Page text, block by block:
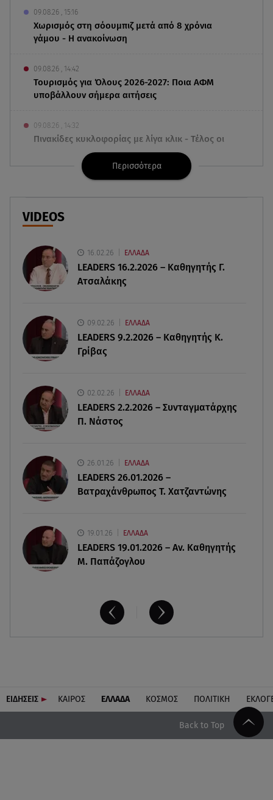
09.08.26 , 15:16
Χωρισμός στη σόουμπιζ μετά από 8 χρόνια
γάμου - Η ανακοίνωση
09.08.26 , 14:42
Τουρισμός για Όλους 2026-2027: Ποια ΑΦΜ
υποβάλλουν σήμερα αιτήσεις
09.08.26 , 14:32
Πινακίδες κυκλοφορίας με λίγα κλικ - Τέλος οι
καθυστερήσεις
Γνωστός δημοσιογράφος αποκάλυψε ότι
Αδιάβροχη μάσκαρα: αφαίρεσε την χωρίς να
ταλαιπωρείς τις βλεφερίδες σου
Σαουδική Αραβία
09.08.26 , 13:31
09.08.26 , 13:30
Μαντόνα για Γουίλιαμ Όρμπιτ: «Η μουσική σου
μου έδωσε ένα μαγικό χαλί»
09.08.26 , 13:15
Σε Red Code και αύριο Αττική και 15 ακόμα
περιοχές - 400 φωτιές σε 10 μέρες
Περισσότερα
VIDEOS
16.02.26 ΕΛΛΑΔΑ
LEADERS 16.2.2026 – Καθηγητής Γ.
Ατσαλάκης
09.02.26 ΕΛΛΑΔΑ
LEADERS 9.2.2026 – Καθηγητής Κ.
Γρίβας
02.02.26 ΕΛΛΑΔΑ
LEADERS 2.2.2026 – Συνταγματάρχης
Π. Νάστος
26.01.26 ΕΛΛΑΔΑ
LEADERS 26.01.2026 –
Βατραχάνθρωπος Τ. Χατζαντώνης
19.01.26 ΕΛΛΑΔΑ
LEADERS 19.01.2026 – Αν. Καθηγητής
Μ. Παπάζογλου
ΕΙΔΗΣΕΙΣ ΚΑΙΡΟΣ ΕΛΛΑΔΑ ΚΟΣΜΟΣ ΠΟΛΙΤΙΚΗ
Back to Top